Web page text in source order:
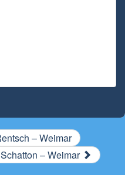
– Weimar
– Weimar